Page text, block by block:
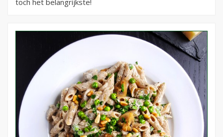
toch het belangrijkste!